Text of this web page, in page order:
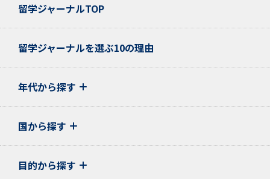
留学ジャーナルTOP
留学ジャーナルを選ぶ10の理由
年代から探す
国から探す
目的から探す